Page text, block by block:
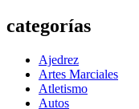
categorías
Ajedrez
Artes Marciales
Atletismo
Autos